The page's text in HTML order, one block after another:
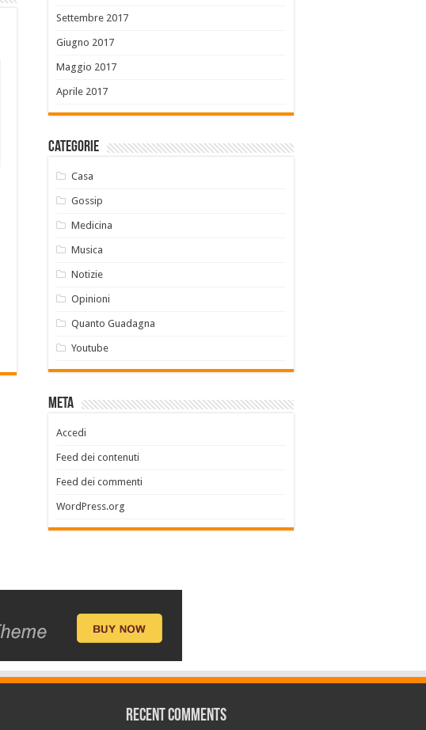
Settembre 2017
Giugno 2017
Maggio 2017
Aprile 2017
Categorie
Casa
Gossip
Medicina
Musica
Notizie
Opinioni
Quanto Guadagna
Youtube
Meta
Accedi
Feed dei contenuti
Feed dei commenti
WordPress.org
Recent Comments